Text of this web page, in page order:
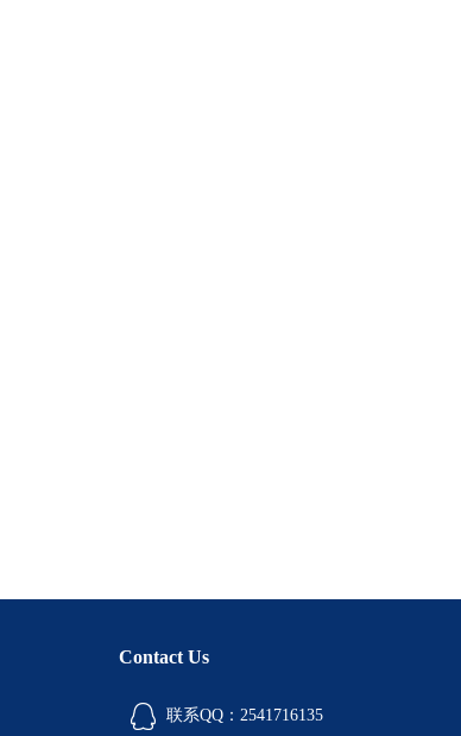
Contact Us
联系QQ：2541716135